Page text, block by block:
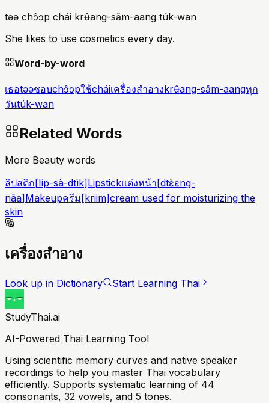
təə chɔ̂ɔp chái krʉ̂ang-sǎm-aang túk-wan
She likes to use cosmetics every day.
Word-by-word
เธอtəəชอบchɔ̂ɔpใช้cháiเครื่องสำอางkrʉ̂ang-sǎm-aangทุก
วันtúk-wan
Related Words
More Beauty words
ลิปสติก [líp-sà-dtìk] Lipstickแต่งหน้า [dtɛ̀ɛng-
nâa] Makeupครีม [kriim]cream used for moisturizing the
skin
เครื่องสำอาง
Look up in Dictionary Start Learning Thai
StudyThai.ai
AI-Powered Thai Learning Tool
Using scientific memory curves and native speaker
recordings to help you master Thai vocabulary
efficiently. Supports systematic learning of 44
consonants, 32 vowels, and 5 tones.